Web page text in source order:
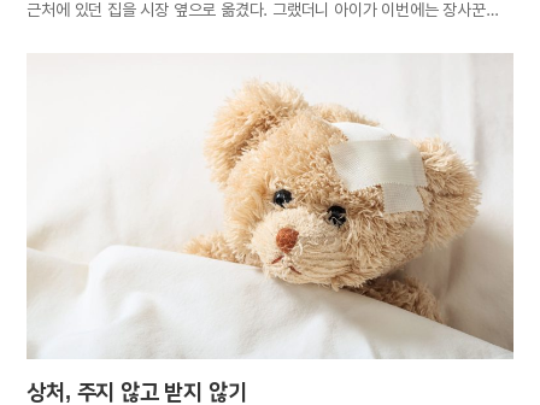
근처에 있던 집을 시장 옆으로 옮겼다. 그랬더니 아이가 이번에는 장사꾼
이 이야기는 맹자의 어머니가 아들의 교육을 위해 세 번 이사했다는
‘맹모삼천지교(孟母三遷之敎)’의 유래로, 사람은 보고 듣는 데 많은 영향을
받는다는 뜻을 담고 있다. 손에 땀을 쥐게 하는 무서운 영화를 좋아하고
불규칙한 박자의 강렬한 음악을 즐겨 듣던 사람이라도, 임신을 하면
감성적이고 따뜻한 영화를 보고 잔잔한 선율의 안정감 있는 음악을 들으려고
노력하는 게 보통이다. 모체를 통해 간접적으로 보고 듣는 것이 태아의
정서에 지대한 영향을 미치기 때문이다. 하물며 본인이 직접 눈으로 보고
귀로 듣는 바가 자신에게 끼치는 영향이 얼마나 클지는…
상처, 주지 않고 받지 않기